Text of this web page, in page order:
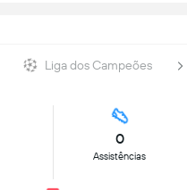
Liga dos Campeões
0
Assistências